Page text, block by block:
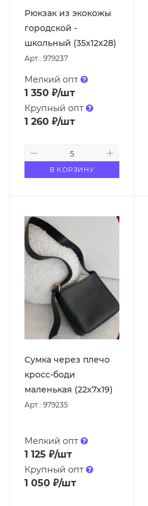
Рюкзак из экокожы
городской -
школьный (35х12х28)
Арт.: 979237
Мелкий опт
1 350 ₽/шт
Крупный опт
1 260 ₽/шт
В КОРЗИНУ
Сумка через плечо
кросс-боди
маленькая (22х7х19)
Арт.: 979235
Мелкий опт
1 125 ₽/шт
Крупный опт
1 050 ₽/шт